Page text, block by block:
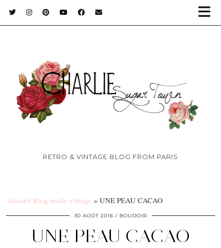
RETRO & VINTAGE BLOG FROM PARIS
Accueil Blog mode vintage » UNE PEAU CACAO
30 AOÛT 2016 BOUDOIR
UNE PEAU CACAO